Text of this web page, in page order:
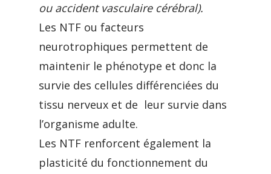
ou accident vasculaire cérébral).
Les NTF ou facteurs
neurotrophiques permettent de
maintenir le phénotype et donc la
survie des cellules différenciées du
tissu nerveux et de leur survie dans
l’organisme adulte.
Les NTF renforcent également la
plasticité du fonctionnement du